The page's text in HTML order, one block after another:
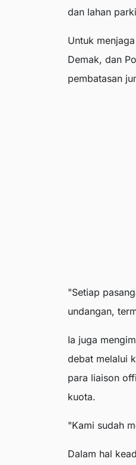
dan lahan
Untuk
Demak, dan
pembatasan
"Setiap
undangan,
Ia juga
debat melalui
para liaison
kuota.
"Kami sudah
Dalam hal